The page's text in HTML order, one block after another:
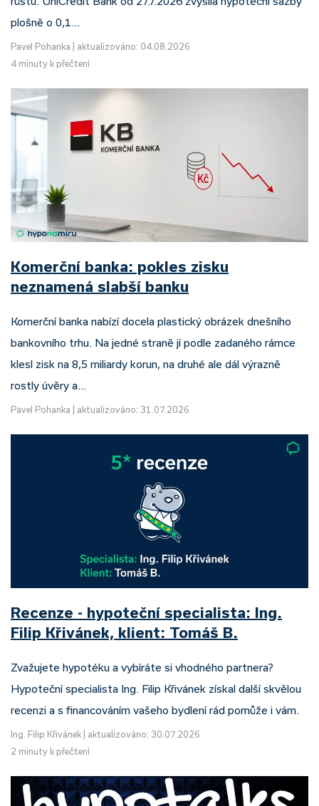
plošně o 0,1…
Pavel Pohanka
aktualizováno: 04.08.2026
4 minuty k přečtení
Komerční banka: pokles zisku
neznamená slabší banku
Komerční banka nabízí docela plastický obrázek dnešního
bankovního trhu. Na jedné straně jí podle zadaného rámce
klesl zisk na 8,5 miliardy korun, na druhé ale dál výrazně
rostly úvěry a…
Pavel Pohanka aktualizováno: 31.07.2026
Recenze - hypoteční specialista: Ing.
Filip Křivánek, klient: Tomáš B.
Zvažujete hypotéku a vybíráte si vhodného partnera?
Hypoteční specialista Ing. Filip Křivánek získal další skvělou
recenzi a s financováním vašeho bydlení rád pomůže i vám.
Ing. Filip Křivánek
aktualizováno: 30.07.2026
2 minuty k přečtení